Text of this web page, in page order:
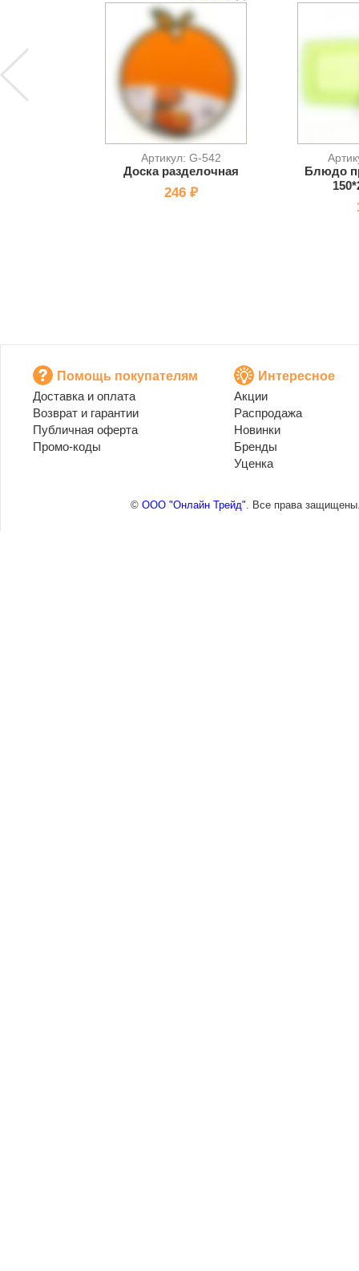
Артикул: G-542
Доска разделочная
246 ₽
Блюдо
Помощь покупателям
Доставка и оплата
Возврат и гарантии
Публичная оферта
Промо-коды
Интересное
Акции
Распродажа
Новинки
Бренды
Уценка
© ООО "Онлайн Трейд". Все права